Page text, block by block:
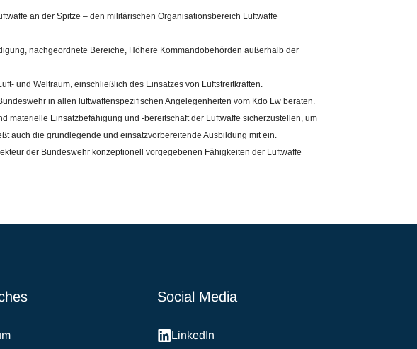
an der Spitze – den militärischen Organisationsbereich Luftwaffe
nachgeordnete Bereiche, Höhere Kommandobehörden außerhalb der
und Weltraum, einschließlich des Einsatzes von Luftstreitkräften.
in allen luftwaffenspezifischen Angelegenheiten vom Kdo Lw beraten.
materielle Einsatzbefähigung und -bereitschaft der Luftwaffe sicherzustellen, um
auch die grundlegende und einsatzvorbereitende Ausbildung mit ein.
der Bundeswehr konzeptionell vorgegebenen Fähigkeiten der Luftwaffe
Social Media
LinkedIn